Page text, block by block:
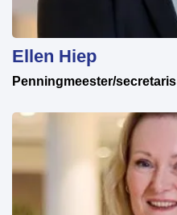
Ellen Hiep
Penningmeester/secretaris